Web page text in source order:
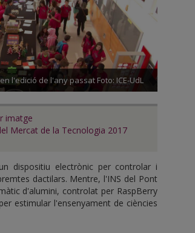
l'edició de l'any passat Foto: ICE-UdL
imatge
Mercat de la Tecnologia 2017
dispositiu electrònic per controlar i
dactilars. Mentre, l'INS del Pont
d'alumini, controlat per RaspBerry
estimular l'ensenyament de ciències